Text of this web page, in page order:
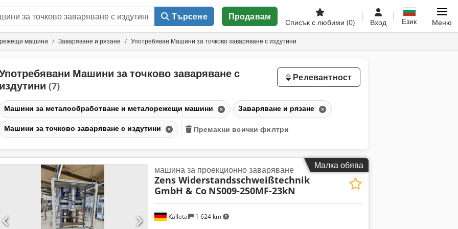
Търсене Продавам
Списък с любими (0) Вход Език Меню
машини Заваряване и рязане Употребяван Машини за точково заваряване с издутини
Машини за точково заваряване с
издутини (7)
Релевантност
Машини за металообработване и металорежещи машини Заваряване и рязане
Машини за точково заваряване с издутини Премахни всички филтри
Малка обява
Kalletal 1 624 km
машина за проекционно заваряване
Zens Widerstandsschweißtechnik
GmbH & Co NS009-250MF-23kN